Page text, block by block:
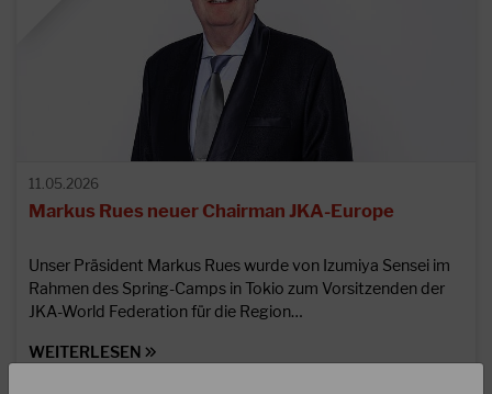
11.05.2026
Markus Rues neuer Chairman JKA-Europe
Unser Präsident Markus Rues wurde von Izumiya Sensei im
Rahmen des Spring-Camps in Tokio zum Vorsitzenden der
JKA-World Federation für die Region…
WEITERLESEN